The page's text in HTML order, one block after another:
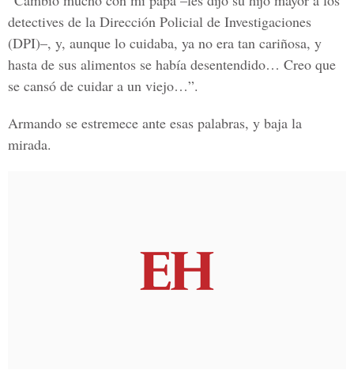
detectives de la Dirección Policial de Investigaciones
(DPI)–, y, aunque lo cuidaba, ya no era tan cariñosa, y
hasta de sus alimentos se había desentendido… Creo que
se cansó de cuidar a un viejo…”.
Armando se estremece ante esas palabras, y baja la
mirada.